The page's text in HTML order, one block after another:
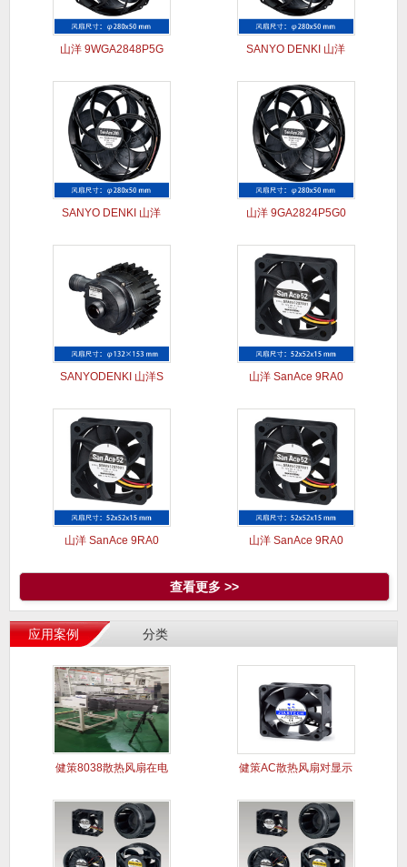
山洋 9WGA2848P5G SANYO DENKI 山洋
SANYO DENKI 山洋 山洋 9GA2824P5G0
SANYODENKI 山洋S 山洋 SanAce 9RA0
山洋 SanAce 9RA0 山洋 SanAce 9RA0
查看更多 >>
应用案例 分类
健策8038散热风扇在电 健策AC散热风扇对显示